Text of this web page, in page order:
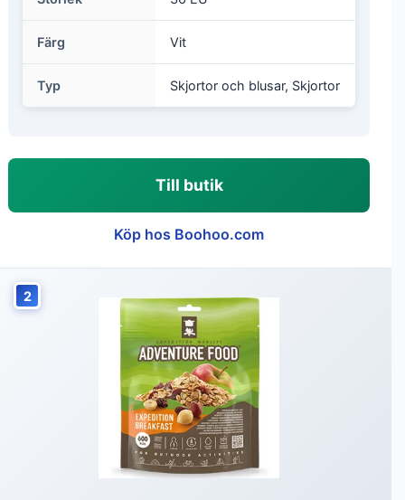
Färg Vit
Typ Skjortor och blusar, Skjortor
Till butik
Köp hos Boohoo.com
2